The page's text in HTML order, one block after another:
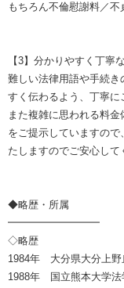
もちろん不倫慰謝料／不
【3】分かりやすく丁寧
難しい法律用語や手続
すく伝わるよう、丁寧に
また複雑に思われる料
をご提示していますの
たしますのでご安心して
◆略歴・所属
━━━━━━━━━
◇略歴
1984年 大分県大分上野
1988年 国立熊本大学法